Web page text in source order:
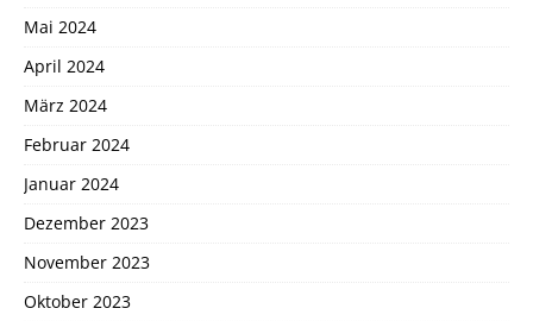
Mai 2024
April 2024
März 2024
Februar 2024
Januar 2024
Dezember 2023
November 2023
Oktober 2023